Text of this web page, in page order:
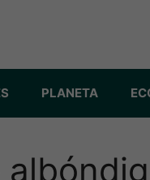
PLANETA